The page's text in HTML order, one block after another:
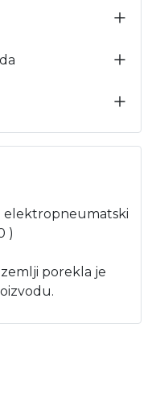
elektropneumatski
)
porekla je